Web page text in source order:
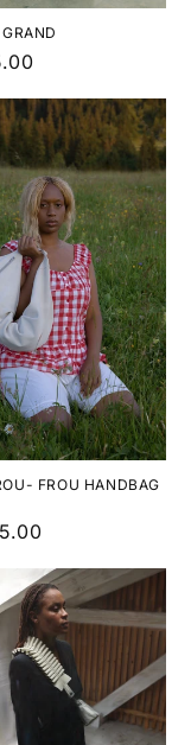
FROU HANDBAG